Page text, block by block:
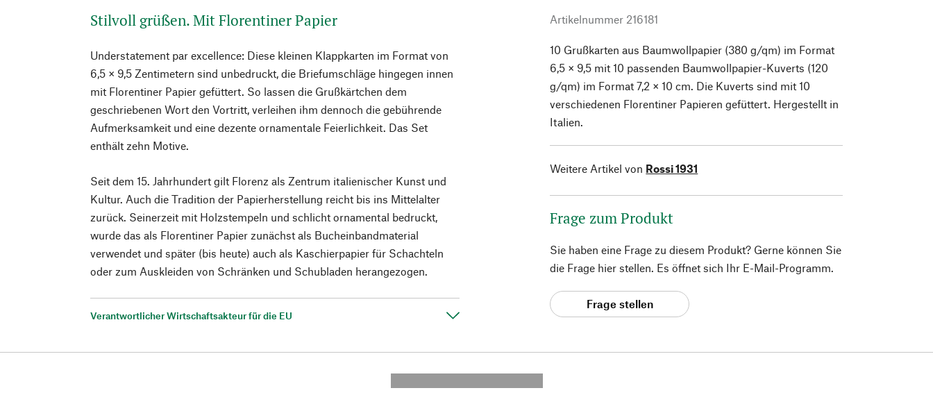
Stilvoll grüßen. Mit Florentiner Papier
Understatement par excellence: Diese kleinen Klappkarten im Format von
6,5 × 9,5 Zentimetern sind unbedruckt, die Briefumschläge hingegen innen
mit Florentiner Papier gefüttert. So lassen die Grußkärtchen dem
geschriebenen Wort den Vortritt, verleihen ihm dennoch die gebührende
Aufmerksamkeit und eine dezente ornamentale Feierlichkeit. Das Set
enthält zehn Motive.
Seit dem 15. Jahrhundert gilt Florenz als Zentrum italienischer Kunst und
Kultur. Auch die Tradition der Papierherstellung reicht bis ins Mittelalter
zurück. Seinerzeit mit Holzstempeln und schlicht ornamental bedruckt,
wurde das als Florentiner Papier zunächst als Bucheinbandmaterial
verwendet und später (bis heute) auch als Kaschierpapier für Schachteln
oder zum Auskleiden von Schränken und Schubladen herangezogen.
Verantwortlicher Wirtschaftsakteur für die EU
Artikelnummer 216181
10 Grußkarten aus Baumwollpapier (380 g/qm) im Format
6,5 × 9,5 mit 10 passenden Baumwollpapier-Kuverts (120
g/qm) im Format 7,2 × 10 cm. Die Kuverts sind mit 10
verschiedenen Florentiner Papieren gefüttert. Hergestellt in
Italien.
Weitere Artikel von Rossi 1931
Frage zum Produkt
Sie haben eine Frage zu diesem Produkt? Gerne können Sie
die Frage hier stellen. Es öffnet sich Ihr E-Mail-Programm.
Frage stellen